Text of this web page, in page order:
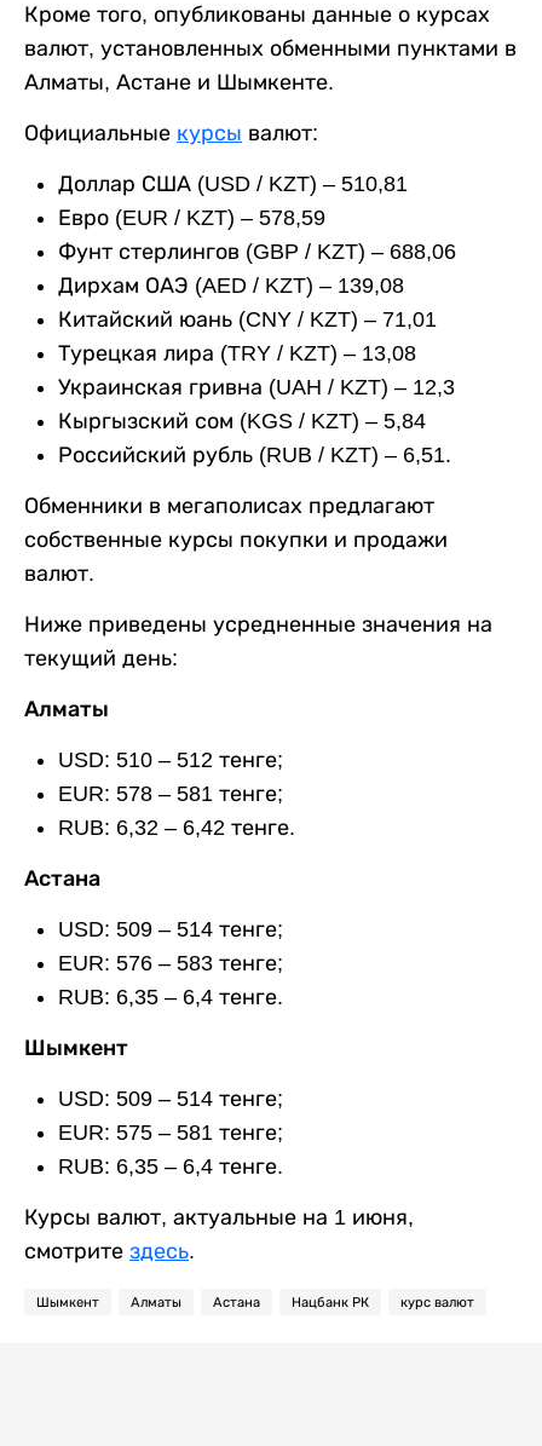
Кроме того, опубликованы данные о курсах
валют, установленных обменными пунктами в
Алматы, Астане и Шымкенте.
Официальные курсы валют:
Доллар США (USD / KZT) – 510,81
Евро (EUR / KZT) – 578,59
Фунт стерлингов (GBP / KZT) – 688,06
Дирхам ОАЭ (AED / KZT) – 139,08
Китайский юань (CNY / KZT) – 71,01
Турецкая лира (TRY / KZT) – 13,08
Украинская гривна (UAH / KZT) – 12,3
Кыргызский сом (KGS / KZT) – 5,84
Российский рубль (RUB / KZT) – 6,51.
Обменники в мегаполисах предлагают
собственные курсы покупки и продажи
валют.
Ниже приведены усредненные значения на
текущий день:
Алматы
USD: 510 – 512 тенге;
EUR: 578 – 581 тенге;
RUB: 6,32 – 6,42 тенге.
Астана
USD: 509 – 514 тенге;
EUR: 576 – 583 тенге;
RUB: 6,35 – 6,4 тенге.
Шымкент
USD: 509 – 514 тенге;
EUR: 575 – 581 тенге;
RUB: 6,35 – 6,4 тенге.
Курсы валют, актуальные на 1 июня,
смотрите здесь.
Шымкент Алматы Астана Нацбанк РК курс валют